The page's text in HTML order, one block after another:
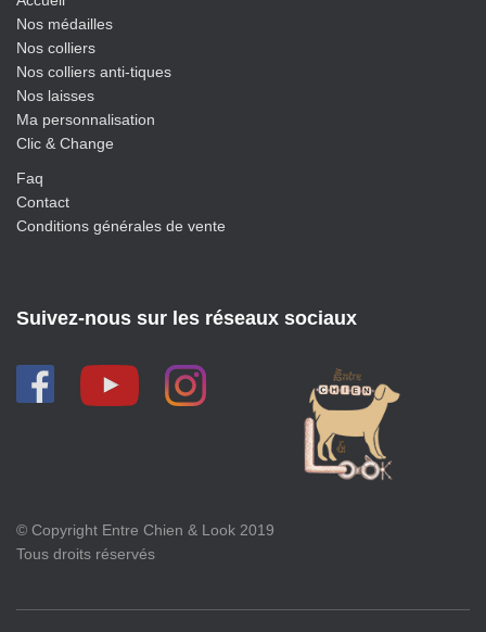
Nos médailles
Nos colliers
Nos colliers anti-tiques
Nos laisses
Ma personnalisation
Clic & Change
Faq
Contact
Conditions générales de vente
Suivez-nous sur les réseaux sociaux
© Copyright Entre Chien & Look 2019
Tous droits réservés